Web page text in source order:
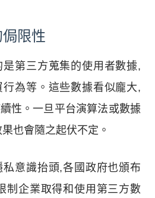
限性
第三方蒐集的使用者數據,
為等。這些數據看似龐大,
性。一旦平台演算法或數據
也會隨之起伏不定。
意識抬頭,各國政府也頒布
制企業取得和使用第三方數